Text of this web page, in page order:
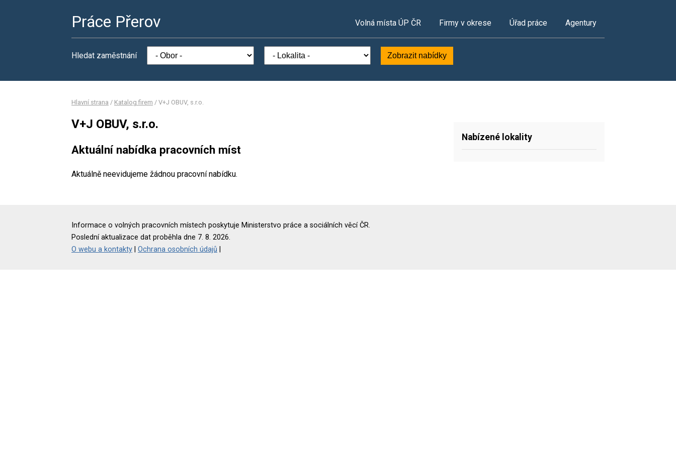
Práce Přerov Volná místa ÚP ČR Firmy v okrese Úřad práce Agentury
Hledat zaměstnání Zobrazit nabídky
Hlavní strana / Katalog firem / V+J OBUV, s.r.o.
V+J OBUV, s.r.o.
Aktuální nabídka pracovních míst
Aktuálně neevidujeme žádnou pracovní nabídku.
Nabízené lokality
Informace o volných pracovních místech poskytuje Ministerstvo práce a sociálních věcí ČR.
Poslední aktualizace dat proběhla dne 7. 8. 2026.
O webu a kontakty
Ochrana osobních údajů